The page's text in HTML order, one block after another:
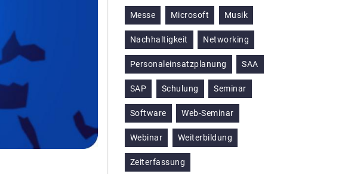
Messe Microsoft Musik
Nachhaltigkeit Networking
Personaleinsatzplanung SAA
SAP Schulung Seminar
Software Web-Seminar
Webinar Weiterbildung
Zeiterfassung